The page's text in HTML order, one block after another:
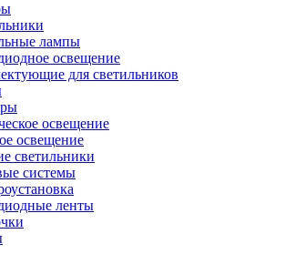
лампы
освещение
для светильников
освещение
освещение
светильники
системы
ленты